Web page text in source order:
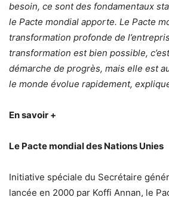
besoin, ce sont des fondamentaux
le Pacte mondial apporte. Le Pacte
transformation profonde de
transformation est bien possible,
démarche de progrès, mais elle est
le monde évolue rapidement,
En savoir +
Le Pactemondialdes Nations Unies
Initiative spéciale du Secrétaire
lancée en 2000 par Koffi Annan, le